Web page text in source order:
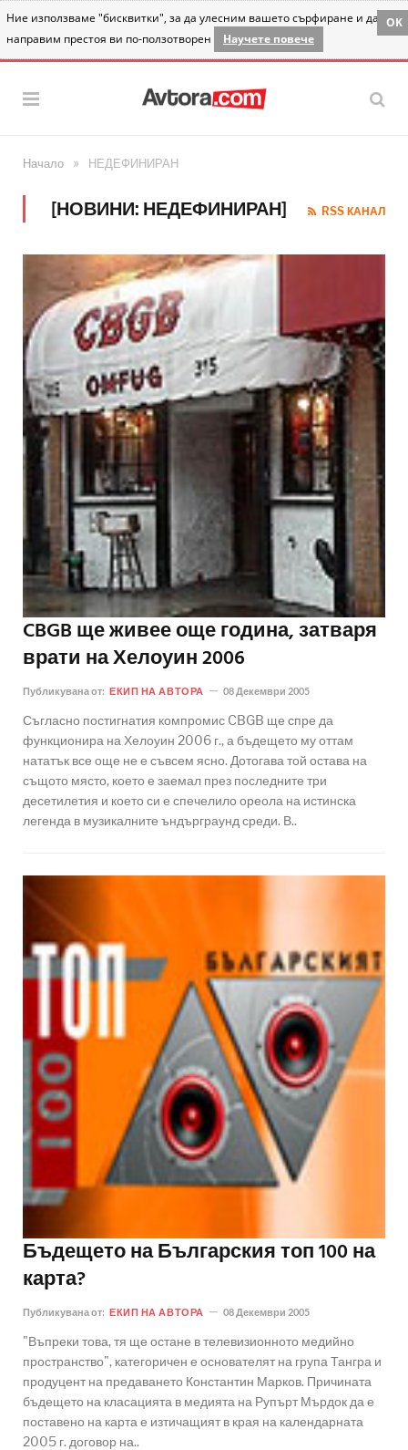
Ние използваме "бисквитки", за да улесним вашето сърфиране и да
направим престоя ви по-ползотворен
Научете повече
OK
Начало » НЕДЕФИНИРАН
[НОВИНИ: НЕДЕФИНИРАН] RSS КАНАЛ
CBGB ще живее още година, затваря
врати на Хелоуин 2006
Публикувана от: ЕКИП НА АВТОРА 08 Декември 2005
Съгласно постигнатия компромис CBGB ще спре да
функционира на Хелоуин 2006 г., а бъдещето му оттам
нататък все още не е съвсем ясно. Дотогава той остава на
същото място, което е заемал през последните три
десетилетия и което си е спечелило ореола на истинска
легенда в музикалните ъндърграунд среди. В..
Бъдещето на Българския топ 100 на
карта?
Публикувана от: ЕКИП НА АВТОРА 08 Декември 2005
"Въпреки това, тя ще остане в телевизионното медийно
пространство", категоричен е основателят на група Тангра и
продуцент на предаването Константин Марков. Причината
бъдещето на класацията в медията на Рупърт Мърдок да е
поставено на карта е изтичащият в края на календарната
2005 г. договор на..